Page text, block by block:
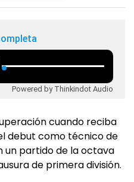
Powered by Thinkindot Audio
cuando reciba
debut como técnico de
un partido de la octava
de primera división.